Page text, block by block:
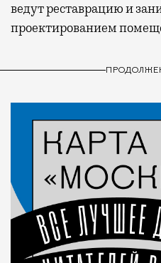
ведут реставрацию и
проектированием